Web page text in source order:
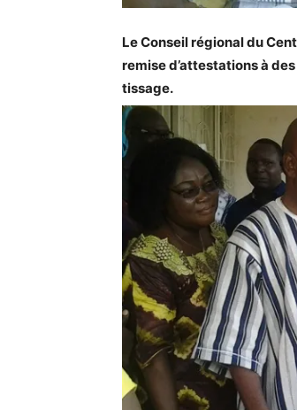
Le Conseil régional du
remise d’attestations à
tissage.